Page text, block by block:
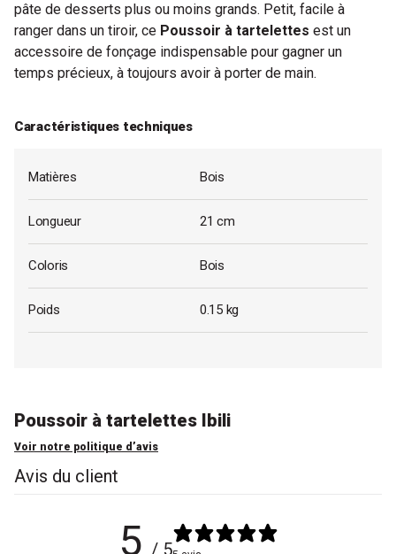
pâte de desserts plus ou moins grands. Petit, facile à
ranger dans un tiroir, ce Poussoir à tartelettes est un
accessoire de fonçage indispensable pour gagner un
temps précieux, à toujours avoir à porter de main.
Caractéristiques techniques
Matières Bois
Longueur 21 cm
Coloris Bois
Poids 0.15 kg
Poussoir à tartelettes Ibili
Voir notre politique d’avis
Avis du client
5 / 5